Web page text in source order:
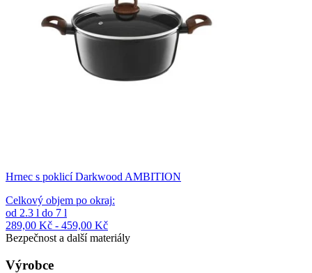
Hrnec s poklicí Darkwood AMBITION
Celkový objem po okraj:
od 2.3 l do 7 l
289,00 Kč - 459,00 Kč
Bezpečnost a další materiály
Výrobce